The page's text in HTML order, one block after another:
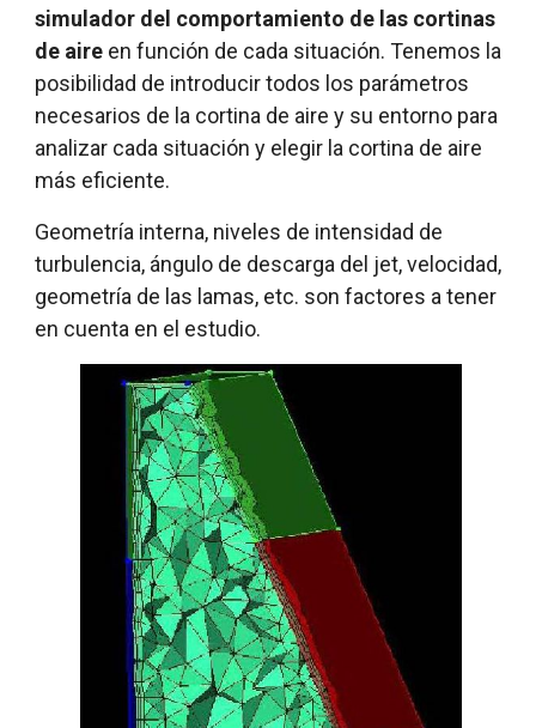
simulador del comportamiento de las cortinas
de aire en función de cada situación. Tenemos la
posibilidad de introducir todos los parámetros
necesarios de la cortina de aire y su entorno para
analizar cada situación y elegir la cortina de aire
más eficiente.
Geometría interna, niveles de intensidad de
turbulencia, ángulo de descarga del jet, velocidad,
geometría de las lamas, etc. son factores a tener
en cuenta en el estudio.